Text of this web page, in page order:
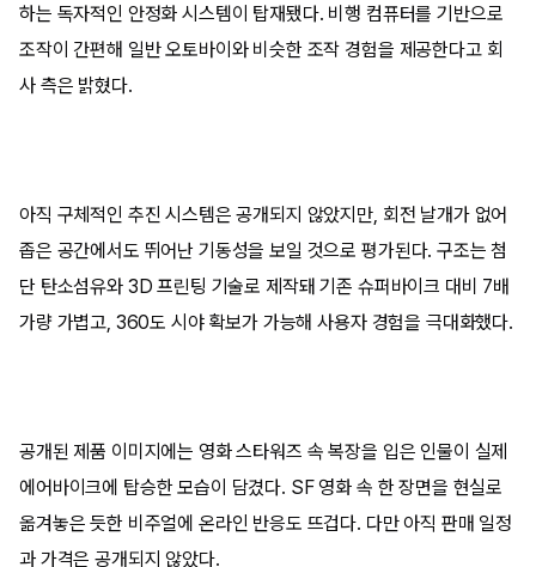
하는 독자적인 안정화 시스템이 탑재됐다. 비행 컴퓨터를 기반으로
조작이 간편해 일반 오토바이와 비슷한 조작 경험을 제공한다고 회
사 측은 밝혔다.
아직 구체적인 추진 시스템은 공개되지 않았지만, 회전 날개가 없어
좁은 공간에서도 뛰어난 기동성을 보일 것으로 평가된다. 구조는 첨
단 탄소섬유와 3D 프린팅 기술로 제작돼 기존 슈퍼바이크 대비 7배
가량 가볍고, 360도 시야 확보가 가능해 사용자 경험을 극대화했다.
공개된 제품 이미지에는 영화 스타워즈 속 복장을 입은 인물이 실제
에어바이크에 탑승한 모습이 담겼다. SF 영화 속 한 장면을 현실로
옮겨놓은 듯한 비주얼에 온라인 반응도 뜨겁다. 다만 아직 판매 일정
과 가격은 공개되지 않았다.